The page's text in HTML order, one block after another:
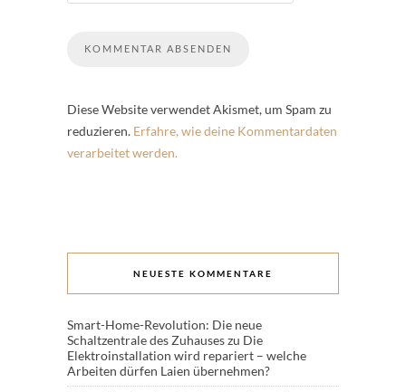
Diese Website verwendet Akismet, um Spam zu
reduzieren. Erfahre, wie deine Kommentardaten
verarbeitet werden.
NEUESTE KOMMENTARE
Smart-Home-Revolution: Die neue
Schaltzentrale des Zuhauseszu Die
Elektroinstallation wird repariert – welche
Arbeiten dürfen Laien übernehmen?